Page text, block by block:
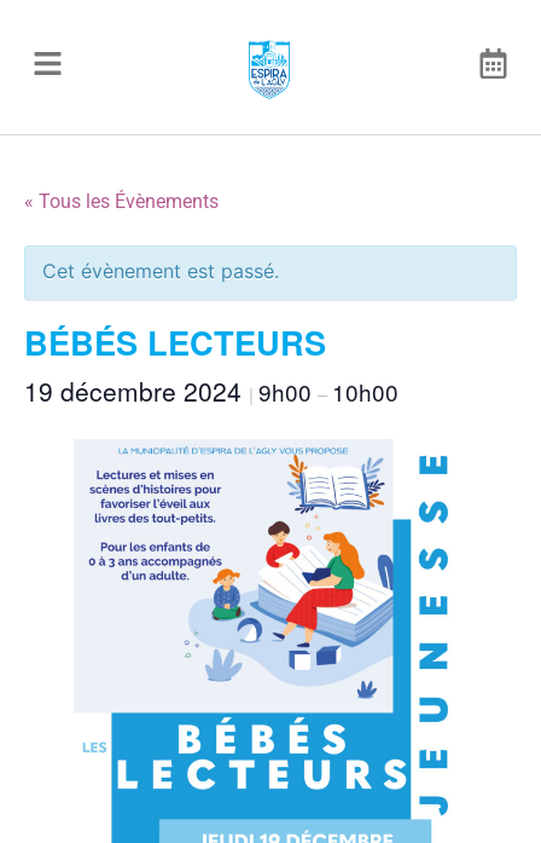
« Tous les Évènements
Cet évènement est passé.
BÉBÉS LECTEURS
19 décembre 2024 | 9h00 – 10h00